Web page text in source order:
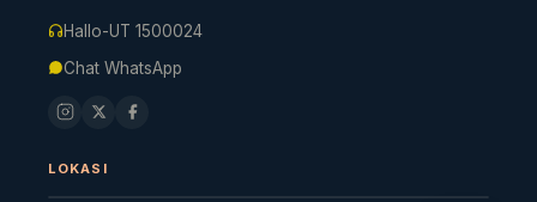
Hallo-UT 1500024
Chat WhatsApp
LOKASI